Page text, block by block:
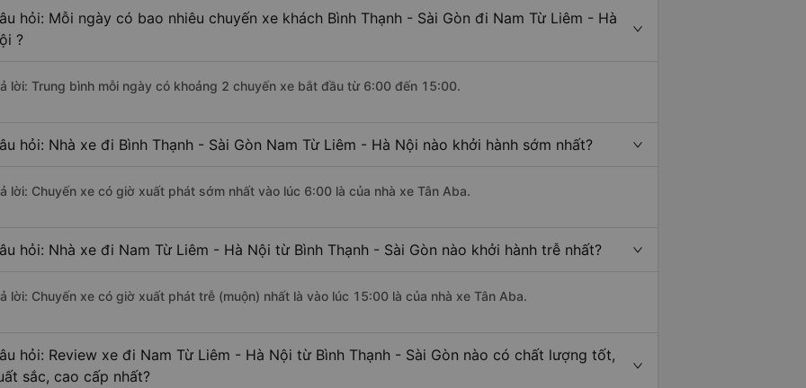
hỏi: Mỗi ngày có bao nhiêu chuyến xe khách Bình Thạnh - Sài Gòn đi Nam Từ Liêm - Hà
?
lời: Trung bình mỗi ngày có khoảng 2 chuyến xe bắt đầu từ 6:00 đến 15:00.
hỏi: Nhà xe đi Bình Thạnh - Sài Gòn Nam Từ Liêm - Hà Nội nào khởi hành sớm nhất?
lời: Chuyến xe có giờ xuất phát sớm nhất vào lúc 6:00 là của nhà xe Tân Aba.
hỏi: Nhà xe đi Nam Từ Liêm - Hà Nội từ Bình Thạnh - Sài Gòn nào khởi hành trễ nhất?
lời: Chuyến xe có giờ xuất phát trễ (muộn) nhất là vào lúc 15:00 là của nhà xe Tân Aba.
hỏi: Review xe đi Nam Từ Liêm - Hà Nội từ Bình Thạnh - Sài Gòn nào có chất lượng tốt,
sắc, cao cấp nhất?